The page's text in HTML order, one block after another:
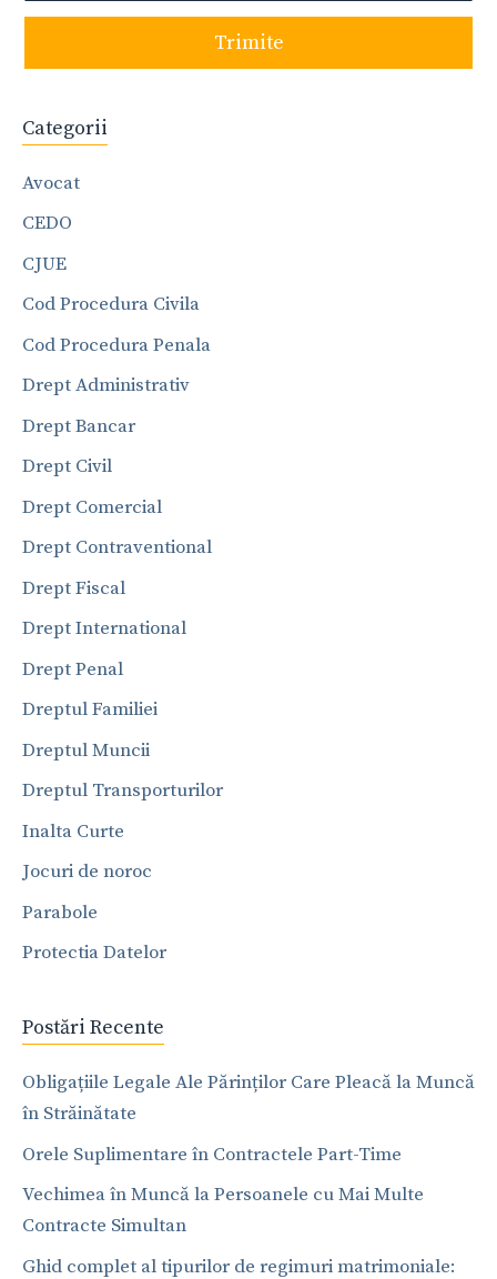
Trimite
Categorii
Avocat
CEDO
CJUE
Cod Procedura Civila
Cod Procedura Penala
Drept Administrativ
Drept Bancar
Drept Civil
Drept Comercial
Drept Contraventional
Drept Fiscal
Drept International
Drept Penal
Dreptul Familiei
Dreptul Muncii
Dreptul Transporturilor
Inalta Curte
Jocuri de noroc
Parabole
Protectia Datelor
Postări Recente
Obligațiile Legale Ale Părinților Care Pleacă la Muncă
în Străinătate
Orele Suplimentare în Contractele Part-Time
Vechimea în Muncă la Persoanele cu Mai Multe
Contracte Simultan
Ghid complet al tipurilor de regimuri matrimoniale: